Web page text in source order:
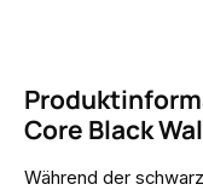
Core Black
Während der